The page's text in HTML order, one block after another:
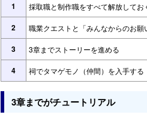
1 採取職と制作職をすべて解放してお
2 職業クエストと「みんなからのお願
3 3章までストーリーを進める
4 祠でタマゲモノ（仲間）を入手する
3章までがチュートリアル